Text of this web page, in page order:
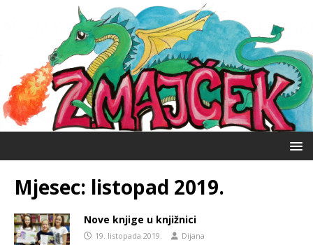
Mjesec: listopad 2019.
Nove knjige u knjižnici
19. listopada 2019. Dijana